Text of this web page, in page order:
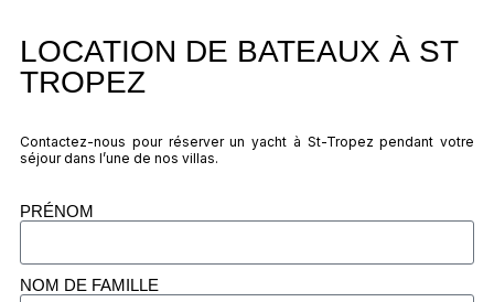
LOCATION DE BATEAUX À ST
TROPEZ
Contactez-nous pour réserver un yacht à St-Tropez pendant votre
séjour dans l’une de nos villas.
PRÉNOM
NOM DE FAMILLE